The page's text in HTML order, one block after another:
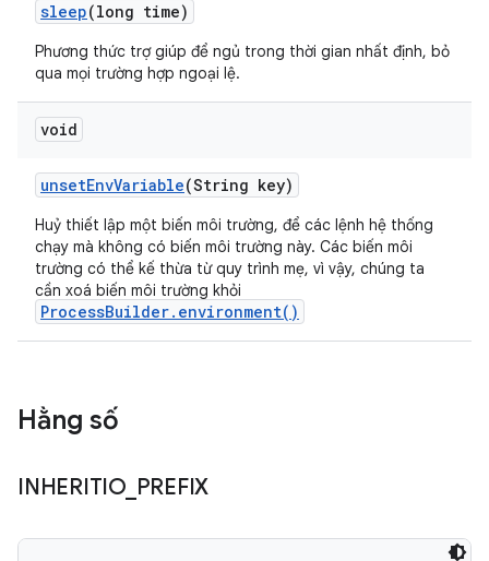
sleep(long time)
Phương thức trợ giúp để ngủ trong thời gian nhất định, bỏ
qua mọi trường hợp ngoại lệ.
void
unsetEnvVariable(String key)
Huỷ thiết lập một biến môi trường, để các lệnh hệ thống
chạy mà không có biến môi trường này. Các biến môi
trường có thể kế thừa từ quy trình mẹ, vì vậy, chúng ta
cần xoá biến môi trường khỏi
ProcessBuilder.environment()
Hằng số
INHERITIO_ PREFIX